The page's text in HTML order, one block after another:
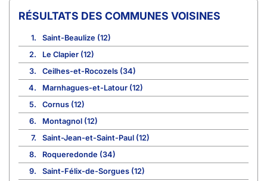
COMMUNES VOISINES
1.
Saint-Beaulize (12)
2.
Le Clapier (12)
3.
Ceilhes-et-Rocozels (34)
4.
Marnhagues-et-Latour (12)
5.
Cornus (12)
6.
Montagnol (12)
7.
Saint-Jean-et-Saint-Paul (12)
8.
Roqueredonde (34)
9.
Saint-Félix-de-Sorgues (12)